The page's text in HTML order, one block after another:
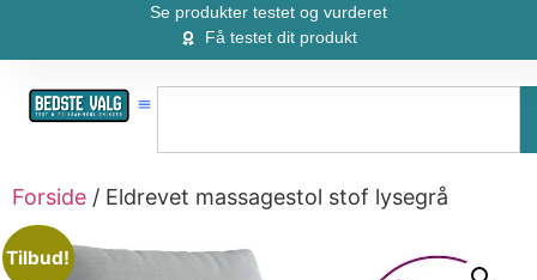
Se produkter testet og vurderet
Få testet dit produkt
Forside / Eldrevet massagestol stof lysegrå
Tilbud!